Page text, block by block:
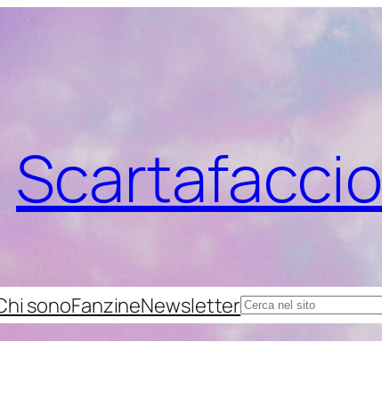
Scartafaccio
sonoFanzineNewsletterCerca